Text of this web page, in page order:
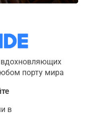
порту мира
в